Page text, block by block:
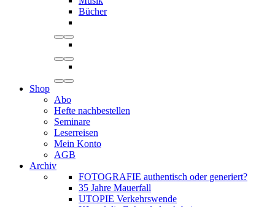
Bücher
Shop
Abo
Hefte nachbestellen
Seminare
Leserreisen
Mein Konto
AGB
Archiv
FOTOGRAFIE authentisch oder generiert?
35 Jahre Mauerfall
UTOPIE Verkehrswende